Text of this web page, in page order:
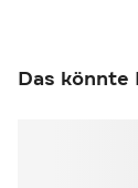
Das könnte